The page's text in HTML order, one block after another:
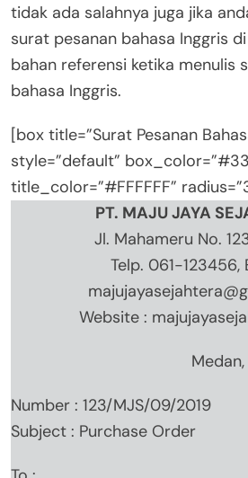
tidak ada salahnya juga jika
surat pesanan bahasa Inggris
bahan referensi ketika menulis
bahasa Inggris.
[box title=”Surat Pesanan
style=”default”
title_color=”#FFFFFF”
PT. MAJU JAYA
Jl. Mahameru No.
Telp. 061-123456,
Website :
Number : 123/MJS/09/2019
Subject : Purchase Order